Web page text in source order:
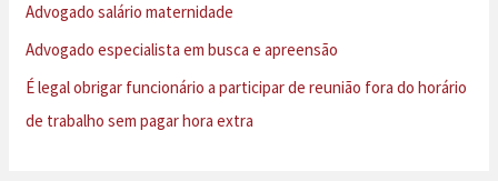
p
o
r
:
Advogado salário maternidade
Advogado especialista em busca e apreensão
É legal obrigar funcionário a participar de reunião fora do horário
de trabalho sem pagar hora extra